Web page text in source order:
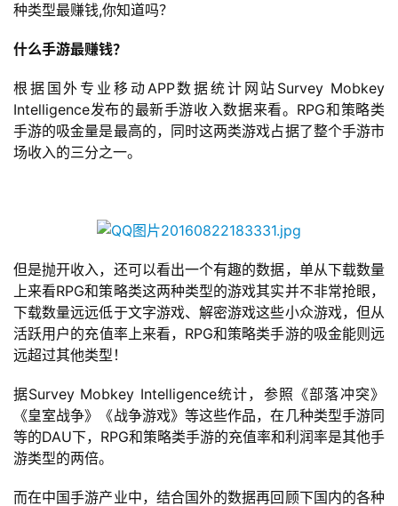
种类型最赚钱,你知道吗？
什么手游最赚钱？
根据国外专业移动APP数据统计网站Survey Mobkey
Intelligence发布的最新手游收入数据来看。RPG和策略类
手游的吸金量是最高的，同时这两类游戏占据了整个手游市
场收入的三分之一。
但是抛开收入，还可以看出一个有趣的数据，单从下载数量
上来看RPG和策略类这两种类型的游戏其实并不非常抢眼，
下载数量远远低于文字游戏、解密游戏这些小众游戏，但从
活跃用户的充值率上来看，RPG和策略类手游的吸金能则远
远超过其他类型！
据Survey Mobkey Intelligence统计，参照《部落冲突》
《皇室战争》《战争游戏》等这些作品，在几种类型手游同
等的DAU下，RPG和策略类手游的充值率和利润率是其他手
游类型的两倍。
而在中国手游产业中，结合国外的数据再回顾下国内的各种